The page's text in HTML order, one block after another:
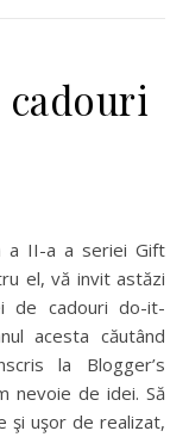
cadouri
el, vă invit astăzi
de cadouri do-it-
acesta căutând
la Blogger’s
nevoie de idei. Să
şi uşor de realizat,